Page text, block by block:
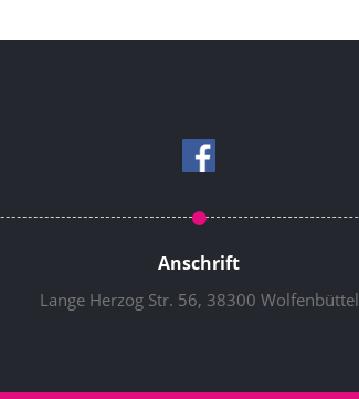
Anschrift
Lange Herzog Str. 56, 38300 Wolfenbüttel